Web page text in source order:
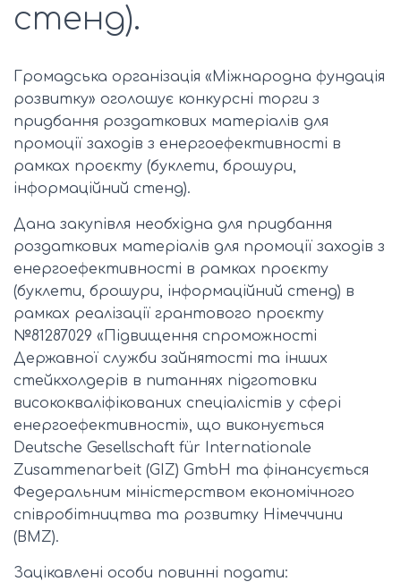
стенд).
Громадська організація «Міжнародна фундація
розвитку» оголошує конкурсні торги з
придбання роздаткових матеріалів для
промоції заходів з енергоефективності в
рамках проєкту (буклети, брошури,
інформаційний стенд).
Дана закупівля необхідна для придбання
роздаткових матеріалів для промоції заходів з
енергоефективності в рамках проєкту
(буклети, брошури, інформаційний стенд) в
рамках реалізації грантового проєкту
№81287029 «Підвищення спроможності
Державної служби зайнятості та інших
стейкхолдерів в питаннях підготовки
висококваліфікованих спеціалістів у сфері
енергоефективності», що виконується
Deutsche Gesellschaft für Internationale
Zusammenarbeit (GIZ) GmbH та фінансується
Федеральним міністерством економічного
співробітництва та розвитку Німеччини
(BMZ).
Зацікавлені особи повинні подати: